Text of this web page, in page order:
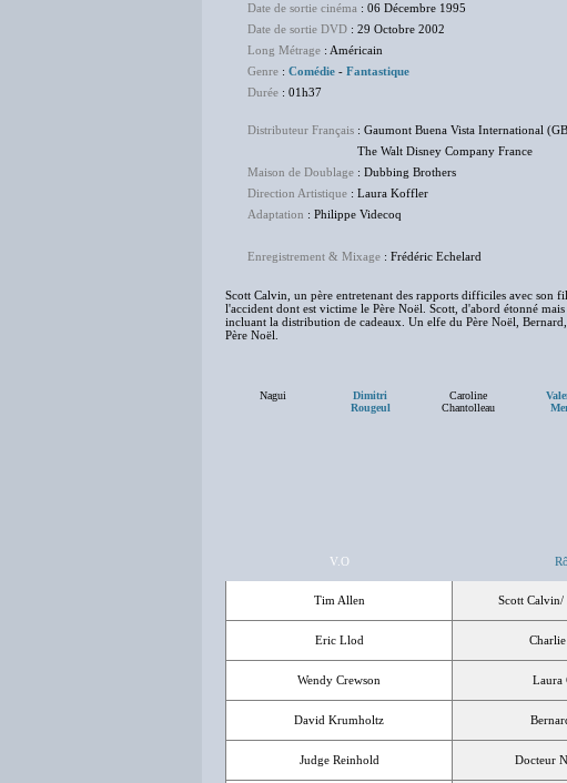
Date de sortie cinéma : 06 Décembre 1995
Date de sortie DVD : 29 Octobre 2002
Long Métrage : Américain
Genre : Comédie - Fantastique
Durée : 01h37
Distributeur Français : Gaumont Buena Vista International
The Walt Disney Company France
Maison de Doublage : Dubbing Brothers
Direction Artistique : Laura Koffler
Adaptation : Philippe Videcoq
Enregistrement & Mixage : Frédéric Echelard
Scott Calvin, un père entretenant des rapports difficiles avec son
l'accident dont est victime le Père Noël. Scott, d'abord étonné
incluant la distribution de cadeaux. Un elfe du Père Noël,
Père Noël.
Nagui
Dimitri
Rougeul
Caroline
Chantolleau
V.O
Tim Allen Scott Calvin/
Eric Llod
Wendy Crewson Laura
David Krumholtz
Judge Reinhold Docteur